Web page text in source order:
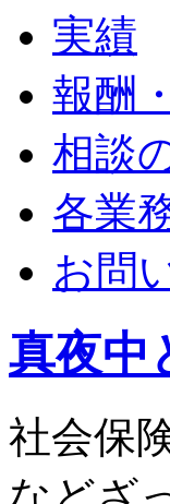
実績
報酬
相談
各業
お問
真夜中
社会保